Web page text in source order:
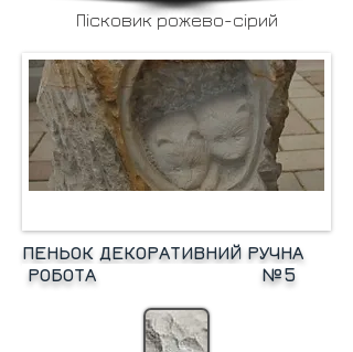
Пісковик рожево-сірий
ПЕНЬОК ДЕКОРАТИВНИЙ РУЧНА
РОБОТА №5